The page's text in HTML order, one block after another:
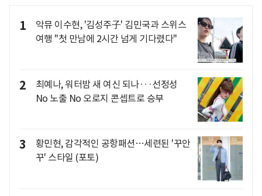
1
악뮤 이수현, '김성주子' 김민국과 스위스
여행 "첫 만남에 2시간 넘게 기다렸다"
2
최예나, 워터밤 새 여신 되나···선정성
No 노출 No 오로지 콘셉트로 승부
3
황민현, 감각적인 공항패션…세련된 '꾸안
꾸' 스타일 (포토)